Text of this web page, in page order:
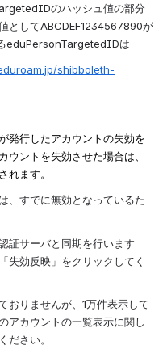
のハッシュ値の部分
としてABCDEF1234567890が
eduPersonTargetedIDは
shibboleth-
発行したアカウントの失効を
ントを失効させた場合は、
れます。
、すでに無効となっているた
証サーバと同期を行います
失効反映」をクリックしてく
おりませんが、1万件表示して
アカウントの一覧表示に関し
ださい。